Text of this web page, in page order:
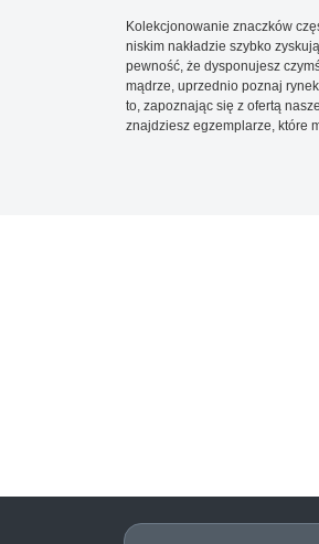
Kolekcjonowanie znaczków
niskim nakładzie szybko
pewność, że dysponujesz
mądrze, uprzednio poznaj
to, zapoznając się z ofertą
znajdziesz egzemplarze, które